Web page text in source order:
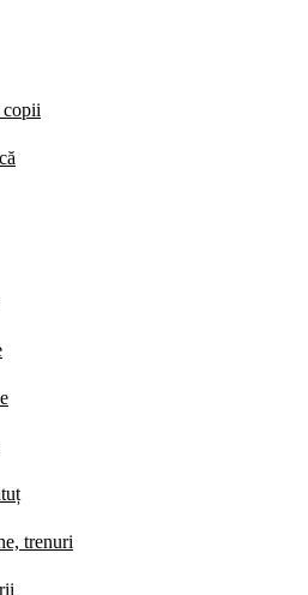
copii
trenuri